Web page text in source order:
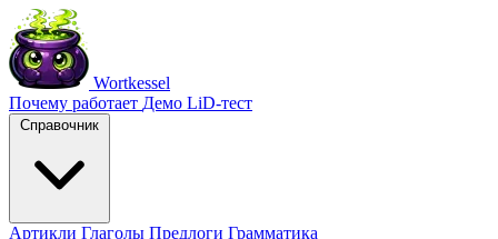
Wortkessel
Почему работает Демо LiD-тест
Справочник
Артикли Глаголы Предлоги Грамматика